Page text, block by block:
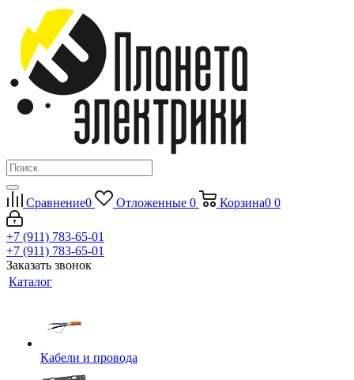
Сравнение0 Отложенные 0 Корзина0 0
+7 (911) 783-65-01
+7 (911) 783-65-01
Заказать звонок
Каталог
Кабели и провода